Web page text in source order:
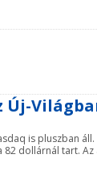
is pluszban
dollárnál tart. Az